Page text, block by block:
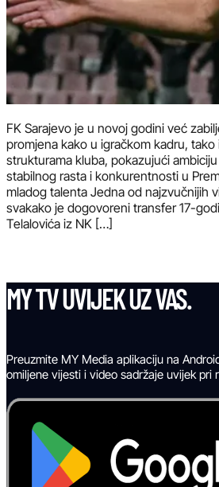
FK Sarajevo je u novoj godini već
promjena kako u igračkom kadru,
strukturama kluba, pokazujući
stabilnog rasta i konkurentnosti u
mladog talenta Jedna od najzvučnijih
svakako je dogovoreni transfer 17-
Telalovića iz NK […]
MY TV UVIJEK UZ VAS.
Preuzmite MY Media aplikaciju na
omiljene vijesti i video sadržaje uvijek pri